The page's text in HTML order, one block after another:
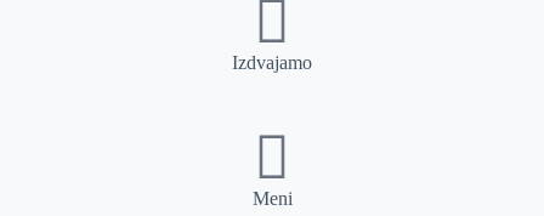
Izdvajamo
Meni